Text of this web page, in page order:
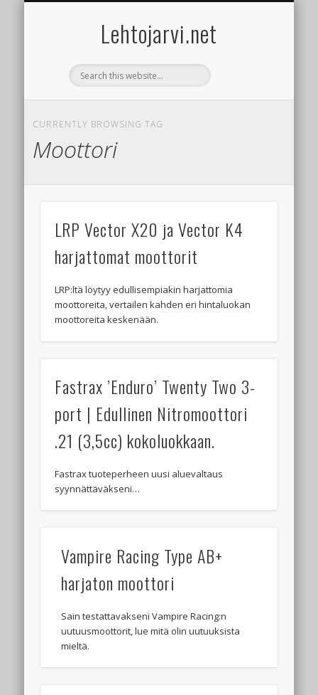
Lehtojarvi.net
CURRENTLY BROWSING TAG
Moottori
LRP Vector X20 ja Vector K4
harjattomat moottorit
LRP:ltä löytyy edullisempiakin harjattomia
moottoreita, vertailen kahden eri hintaluokan
moottoreita keskenään.
Fastrax ’Enduro’ Twenty Two 3-
port | Edullinen Nitromoottori
.21 (3,5cc) kokoluokkaan.
Fastrax tuoteperheen uusi aluevaltaus
syynnättäväkseni…
Vampire Racing Type AB+
harjaton moottori
Sain testattavakseni Vampire Racing:n
uutuusmoottorit, lue mitä olin uutuuksista
mieltä.